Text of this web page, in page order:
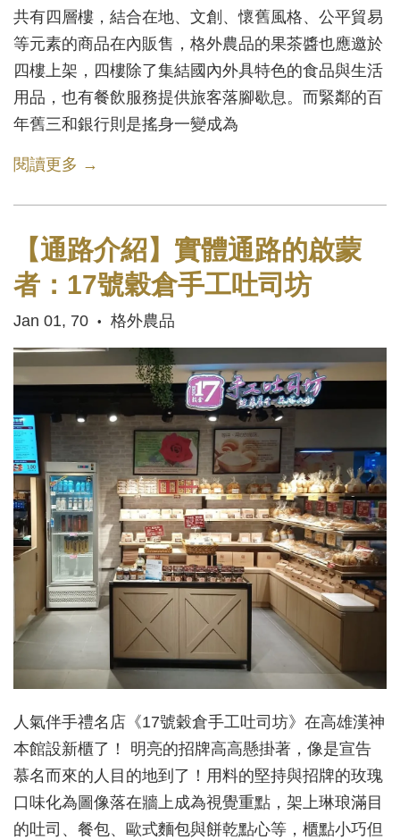
共有四層樓，結合在地、文創、懷舊風格、公平貿易
等元素的商品在內販售，格外農品的果茶醬也應邀於
四樓上架，四樓除了集結國內外具特色的食品與生活
用品，也有餐飲服務提供旅客落腳歇息。而緊鄰的百
年舊三和銀行則是搖身一變成為
閱讀更多 →
【通路介紹】實體通路的啟蒙
者：17號穀倉手工吐司坊
Jan 01, 70 • 格外農品
人氣伴手禮名店《17號穀倉手工吐司坊》在高雄漢神
本館設新櫃了！ 明亮的招牌高高懸掛著，像是宣告
慕名而來的人目的地到了！用料的堅持與招牌的玫瑰
口味化為圖像落在牆上成為視覺重點，架上琳琅滿目
的吐司、餐包、歐式麵包與餅乾點心等，櫃點小巧但